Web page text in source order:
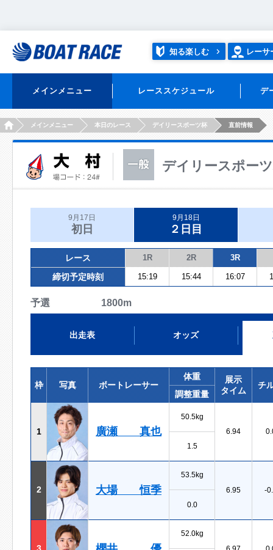
知る楽しむ レーサ
メインメニュー レーススケジュール デ
HOMEメインメニュー 本日のレース デイリースポーツ杯 直前情報
デイリースポー
9月17日
初日
9月18日
２日目
レース 1R 2R 3R
締切予定時刻 15:19 15:44 16:07
予選 1800m
出走表 オッズ
枠 写真 ボートレーサー
体重
展示
タイム
チ
調整重量
1 廣瀬 真也
50.5kg
6.94
1.5
2 大場 恒季
53.5kg
6.95
-
0.0
52.0kg